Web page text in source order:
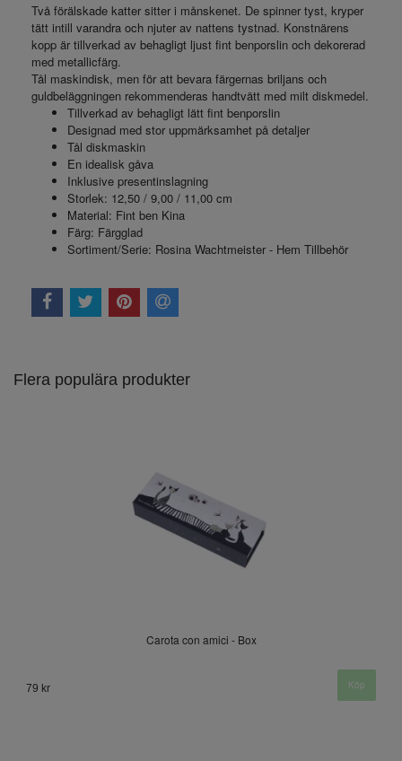
Två förälskade katter sitter i månskenet. De spinner tyst, kryper
tätt intill varandra och njuter av nattens tystnad. Konstnärens
kopp är tillverkad av behagligt ljust fint benporslin och dekorerad
med metallicfärg.
Tål maskindisk, men för att bevara färgernas briljans och
guldbeläggningen rekommenderas handtvätt med milt diskmedel.
Tillverkad av behagligt lätt fint benporslin
Designad med stor uppmärksamhet på detaljer
Tål diskmaskin
En idealisk gåva
Inklusive presentinslagning
Storlek: 12,50 / 9,00 / 11,00 cm
Material: Fint ben Kina
Färg: Färgglad
Sortiment/Serie: Rosina Wachtmeister - Hem Tillbehör
Flera populära produkter
Carota con amici - Box
79 kr